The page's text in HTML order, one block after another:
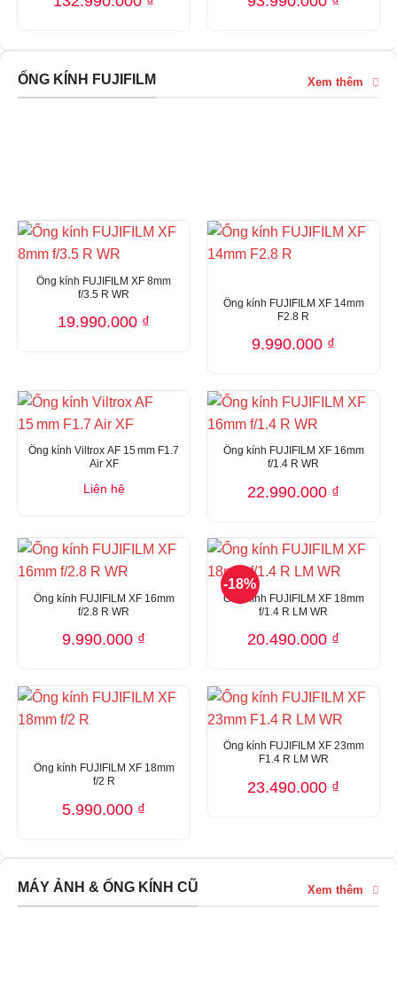
ỐNG KÍNH FUJIFILM Xem thêm
Ống kính FUJIFILM XF 8mm
f/3.5 R WR
19.990.000 ₫
Ống kính FUJIFILM XF 14mm
F2.8 R
9.990.000 ₫
Ống kính Viltrox AF 15 mm F1.7
Air XF
Liên hệ
Ống kính FUJIFILM XF 16mm
f/1.4 R WR
22.990.000 ₫
Ống kính FUJIFILM XF 16mm
f/2.8 R WR
9.990.000 ₫
-18%
Ống kính FUJIFILM XF 18mm
f/1.4 R LM WR
20.490.000 ₫
Ống kính FUJIFILM XF 18mm
f/2 R
5.990.000 ₫
Ống kính FUJIFILM XF 23mm
F1.4 R LM WR
23.490.000 ₫
MÁY ẢNH & ỐNG KÍNH CŨ Xem thêm